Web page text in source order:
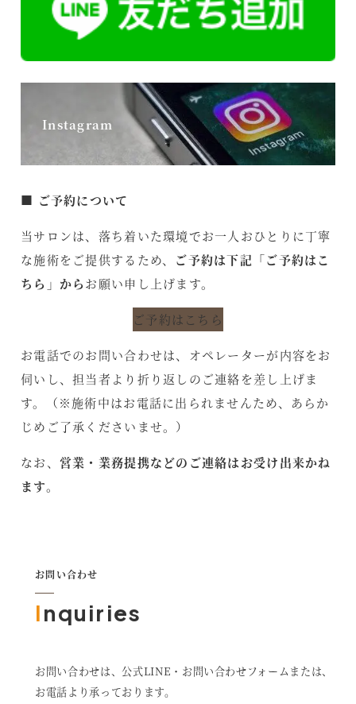
く
Instagram
■ ご予約について
当サロンは、落ち着いた環境でお一人おひとりに丁寧
な施術をご提供するため、 ご予約は下記「ご予約はこ
ちら」からお願い申し上げます。
ご予約はこちら
お電話でのお問い合わせは、オペレーターが内容をお
伺いし、担当者より折り返しのご連絡を差し上げま
す。（※施術中はお電話に出られませんため、あらか
じめご了承くださいませ。）
なお、 営業・業務提携などのご連絡はお受け出来かね
ます。
お問い合わせ
Inquiries
お問い合わせは、公式LINE・お問い合わせフォームまたは、
お電話より承っております。